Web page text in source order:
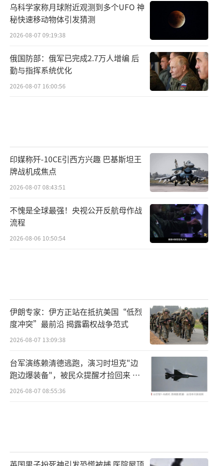
乌科学家称月球附近观测到多个UFO 神
秘快速移动物体引发猜测
2026-08-07 09:19:38
俄国防部：俄军已完成2.7万人增编 后
勤与指挥系统优化
2026-08-07 16:00:56
印媒称歼-10CE引西方兴趣 巴基斯坦王
牌战机成焦点
2026-08-07 08:43:51
不愧是全球最强！央视公开反航母作战
流程
2026-08-06 10:50:54
伊朗专家：伊方正站在抵抗美国“低烈
度冲突”最前沿 揭露霸权战争范式
2026-08-07 13:09:38
台军演练赖清德逃跑，演习时坦克"边
跑边爆装备"，被民众提醒才捡回来 演
习状况频出引发关注
2026-08-07 08:55:36